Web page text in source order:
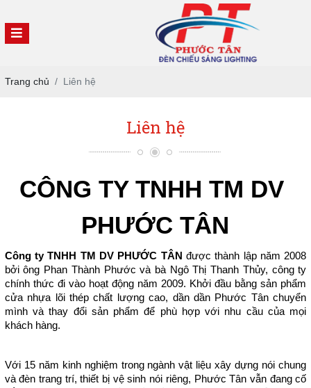
Trang chủ Liên hệ
Liên hệ
CÔNG TY TNHH TM DV
PHƯỚC TÂN
Công ty TNHH TM DV PHƯỚC TÂN được thành lập năm 2008
bởi ông Phan Thành Phước và bà Ngô Thị Thanh Thủy, công ty
chính thức đi vào hoạt động năm 2009. Khởi đầu bằng sản phẩm
cửa nhựa lõi thép chất lượng cao, dần dần Phước Tân chuyển
mình và thay đổi sản phẩm để phù hợp với nhu cầu của mọi
khách hàng.
Với 15 năm kinh nghiệm trong ngành vật liệu xây dựng nói chung
và đèn trang trí, thiết bị vệ sinh nói riêng, Phước Tân vẫn đang cố